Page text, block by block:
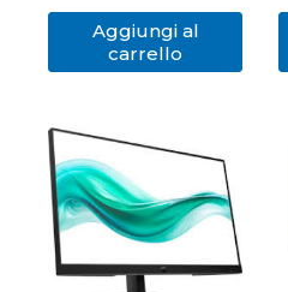
Aggiungi al
carrello